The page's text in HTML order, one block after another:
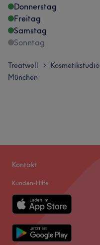
Donnerstag
Freitag
Samstag
Sonntag
Treatwell > Kosmetikstudio
München
Kontakt
Kunden-Hilfe